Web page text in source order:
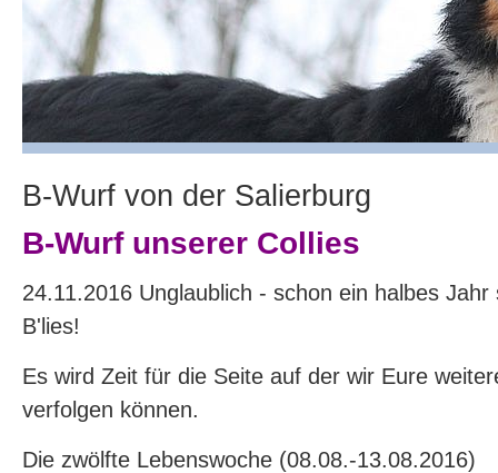
B-Wurf von der Salierburg
B-Wurf unserer Collies
24.11.2016 Unglaublich - schon ein halbes
B'lies!
Es wird Zeit für die Seite auf der wir Eure
verfolgen können.
Die zwölfte Lebenswoche (08.08.-13.08.2016)